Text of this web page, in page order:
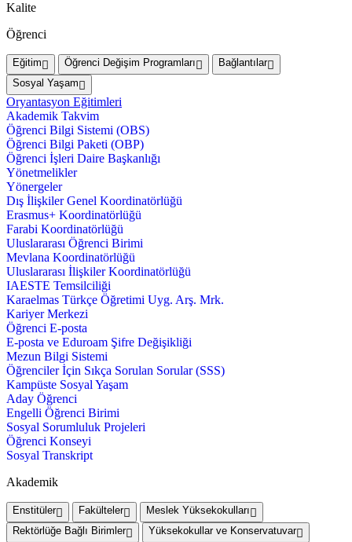
Kalite
Öğrenci
Eğitim Öğrenci Değişim Programları
Bağlantılar
Sosyal Yaşam
Oryantasyon Eğitimleri
Akademik Takvim
Öğrenci Bilgi Sistemi (OBS)
Öğrenci Bilgi Paketi (OBP)
Öğrenci İşleri Daire Başkanlığı
Yönetmelikler
Yönergeler
Dış İlişkiler Genel Koordinatörlüğü
Erasmus+ Koordinatörlüğü
Farabi Koordinatörlüğü
Uluslararası Öğrenci Birimi
Mevlana Koordinatörlüğü
Uluslararası İlişkiler Koordinatörlüğü
IAESTE Temsilciliği
Karaelmas Türkçe Öğretimi Uyg. Arş. Mrk.
Kariyer Merkezi
Öğrenci E-posta
E-posta ve Eduroam Şifre Değişikliği
Mezun Bilgi Sistemi
Öğrenciler İçin Sıkça Sorulan Sorular (SSS)
Kampüste Sosyal Yaşam
Aday Öğrenci
Engelli Öğrenci Birimi
Sosyal Sorumluluk Projeleri
Öğrenci Konseyi
Sosyal Transkript
Akademik
Enstitüler Fakülteler
Meslek Yüksekokulları
Rektörlüğe Bağlı Birimler
Yüksekokullar ve Konservatuvar